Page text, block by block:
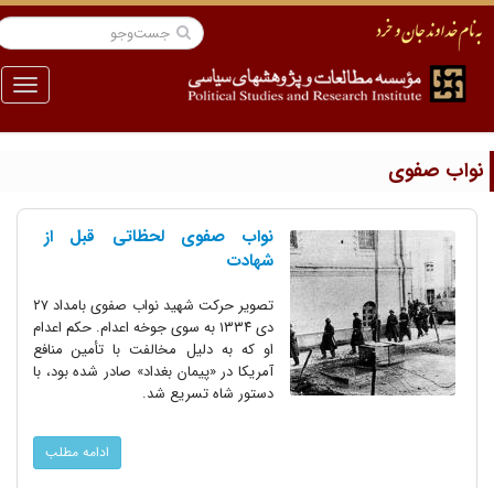
منو
صفوی
نواب صفوی لحظاتی قبل از
شهادت
تصویر حرکت شهید نواب صفوی بامداد ۲۷
دی ۱۳۳۴ به سوی جوخه اعدام. حکم اعدام
او که به دلیل مخالفت با تأمین منافع
آمریکا در «پیمان بغداد» صادر شده بود،‌ با
دستور شاه تسریع شد.
ادامه مطلب